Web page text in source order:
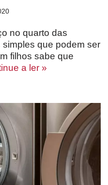
no quarto das
que podem ser
filhos sabe que
a ler »